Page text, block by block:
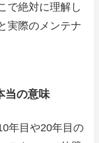
で絶対に理解し
実際のメンテナ
当の意味
年目や20年目の